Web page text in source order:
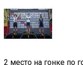
2 место на гонке по